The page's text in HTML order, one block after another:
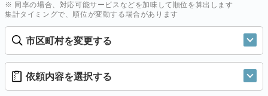
※ 同率の場合、対応可能サービスなどを加味して順位を算出します
集計タイミングで、順位が変動する場合があります
市区町村を変更する
依頼内容を選択する